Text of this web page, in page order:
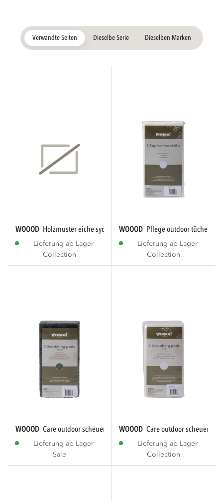
Verwandte Seiten Dieselbe Serie Dieselben Marken
WOOOD holzmuster eiche sydney 10x10cm cm...
Lieferung ab Lager
Collection
WOOOD pflege outdoor tücher 3
Lieferung ab Lager
Collection
WOOOD care outdoor scheuerschwämme grün 2...
Lieferung ab Lager
Sale
WOOOD care outdoor
Lieferung ab Lager
Collection